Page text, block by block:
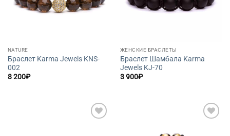
NATURE
Браслет Karma Jewels KNS-
002
8 200₽
ЖЕНСКИЕ БРАСЛЕТЫ
Браслет Шамбала Karma
Jewels KJ-70
3 900₽